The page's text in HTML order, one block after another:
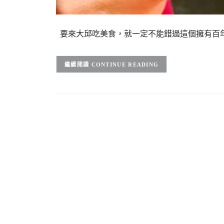
要來大邱吃美食，就一定不能錯過這個擁有
CONTINUE READING